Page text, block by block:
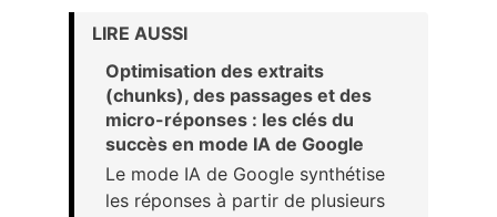
LIRE AUSSI
Optimisation des extraits
(chunks), des passages et des
micro-réponses : les clés du
succès en mode IA de Google
Le mode IA de Google synthétise
les réponses à partir de plusieurs